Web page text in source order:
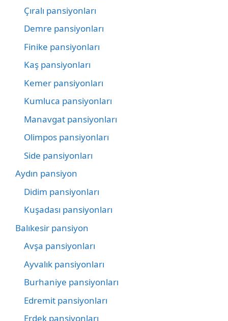
Çıralı pansiyonları
Demre pansiyonları
Finike pansiyonları
Kaş pansiyonları
Kemer pansiyonları
Kumluca pansiyonları
Manavgat pansiyonları
Olimpos pansiyonları
Side pansiyonları
Aydın pansiyon
Didim pansiyonları
Kuşadası pansiyonları
Balıkesir pansiyon
Avşa pansiyonları
Ayvalık pansiyonları
Burhaniye pansiyonları
Edremit pansiyonları
Erdek pansiyonları